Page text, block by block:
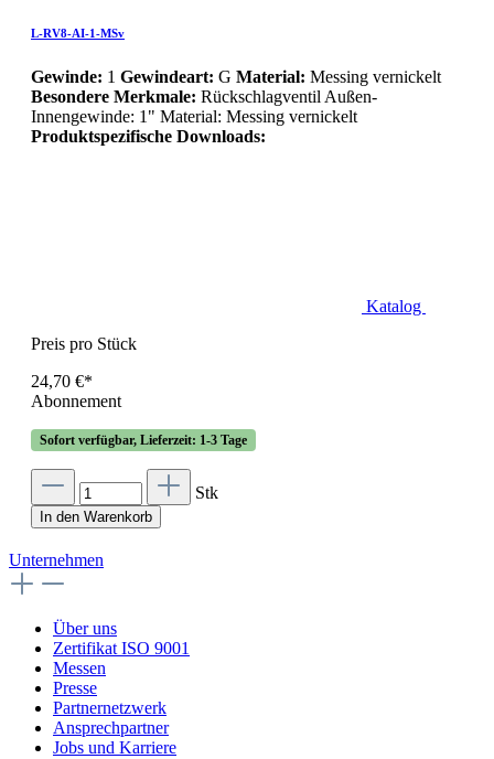
L-RV8-AI-1-MSv
Gewinde: 1 Gewindeart: G Material: Messing vernickelt
Besondere Merkmale: Rückschlagventil Außen-
Innengewinde: 1" Material: Messing vernickelt
Produktspezifische Downloads:
Katalog
Preis pro Stück
24,70 €*
Abonnement
Sofort verfügbar, Lieferzeit: 1-3 Tage
Stk
In den Warenkorb
Unternehmen
Über uns
Zertifikat ISO 9001
Messen
Presse
Partnernetzwerk
Ansprechpartner
Jobs und Karriere